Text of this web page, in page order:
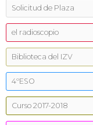
Solicitud de Plaza
el radioscopio
Biblioteca del IZV
4ºESO
Curso 2017-2018